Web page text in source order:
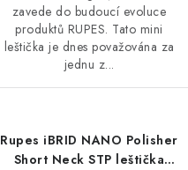
zavede do budoucí evoluce
produktů RUPES. Tato mini
leštička je dnes považována za
jednu z...
Rupes iBRID NANO Polisher
Short Neck STP leštička